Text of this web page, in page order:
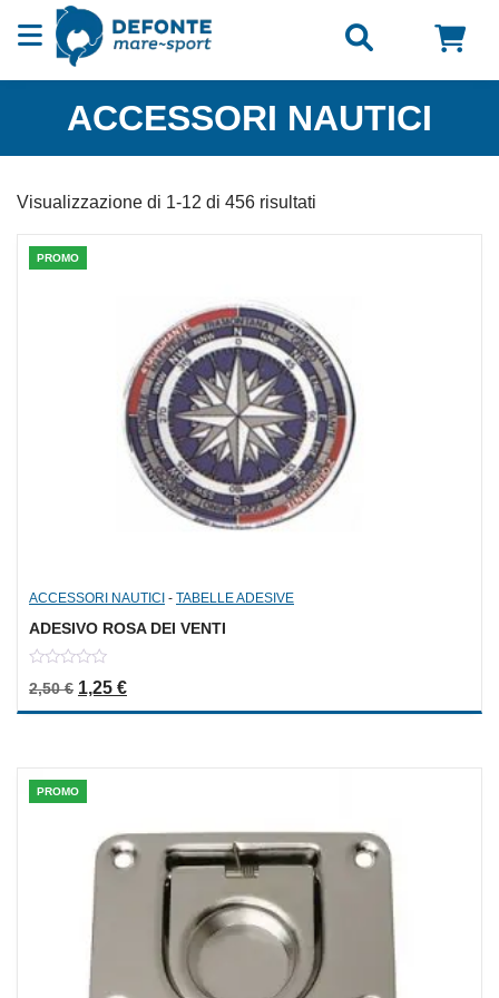
Vai al contenuto
ACCESSORI NAUTICI
Visualizzazione di 1-12 di 456 risultati
PROMO
ACCESSORI NAUTICI - TABELLE ADESIVE
ADESIVO ROSA DEI VENTI
out
2,50€ Il prezzo originale era: 2,50 €.
1,25 €Il prezzo attuale è: 1,25 €.
PROMO